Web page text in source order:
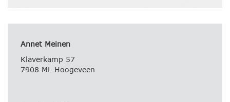
Annet Meinen
Klaverkamp 57
7908 ML Hoogeveen